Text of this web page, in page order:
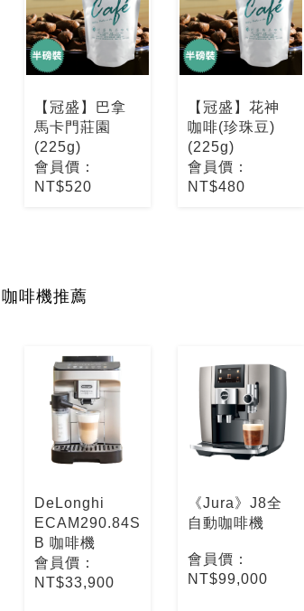
【冠盛】巴拿
馬卡門莊園
(225g)
會員價：
NT$520
【冠盛】花神
咖啡(珍珠豆)
(225g)
會員價：
NT$480
咖啡機推薦
DeLonghi
ECAM290.84S
B 咖啡機
會員價：
NT$33,900
《Jura》J8全
自動咖啡機
會員價：
NT$99,000